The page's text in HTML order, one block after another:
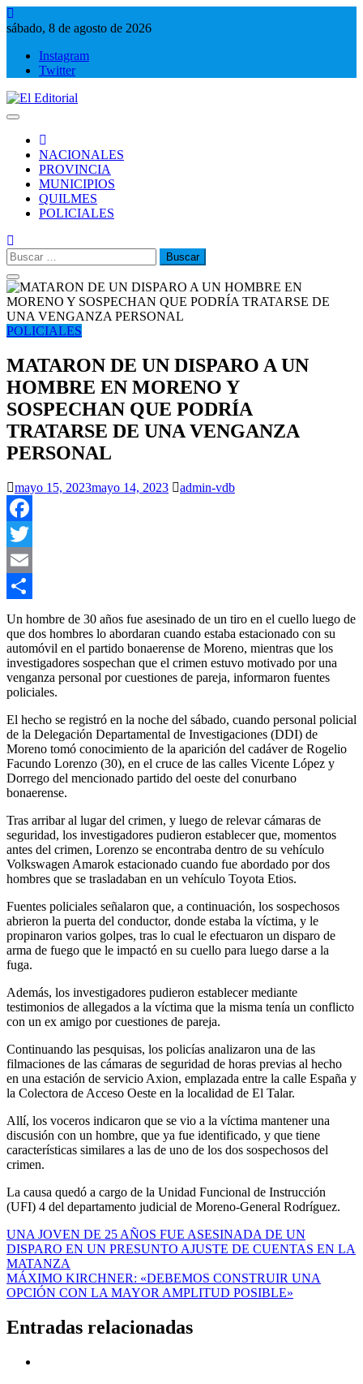
Saltar
al
sábado, 8 de agosto de 2026
Instagram
Twitter
NACIONALES
PROVINCIA
MUNICIPIOS
QUILMES
POLICIALES
Buscar:
POLICIALES
MATARON DE UN DISPARO A UN
HOMBRE EN MORENO Y
SOSPECHAN QUE PODRÍA
TRATARSE DE UNA VENGANZA
PERSONAL
mayo 15, 2023mayo 14, 2023 admin-vdb
Facebook
Twitter
Email
Compartir
Un hombre de 30 años fue asesinado de un tiro en el cuello luego de
que dos hombres lo abordaran cuando estaba estacionado con su
automóvil en el partido bonaerense de Moreno, mientras que los
investigadores sospechan que el crimen estuvo motivado por una
venganza personal por cuestiones de pareja, informaron fuentes
policiales.
El hecho se registró en la noche del sábado, cuando personal policial
de la Delegación Departamental de Investigaciones (DDI) de
Moreno tomó conocimiento de la aparición del cadáver de Rogelio
Facundo Lorenzo (30), en el cruce de las calles Vicente López y
Dorrego del mencionado partido del oeste del conurbano
bonaerense.
Tras arribar al lugar del crimen, y luego de relevar cámaras de
seguridad, los investigadores pudieron establecer que, momentos
antes del crimen, Lorenzo se encontraba dentro de su vehículo
Volkswagen Amarok estacionado cuando fue abordado por dos
hombres que se trasladaban en un vehículo Toyota Etios.
Fuentes policiales señalaron que, a continuación, los sospechosos
abrieron la puerta del conductor, donde estaba la víctima, y le
propinaron varios golpes, tras lo cual le efectuaron un disparo de
arma de fuego que le impactó en su cuello para luego darse a la
fuga.
Además, los investigadores pudieron establecer mediante
testimonios de allegados a la víctima que la misma tenía un conflicto
con un ex amigo por cuestiones de pareja.
Continuando las pesquisas, los policías analizaron una de las
filmaciones de las cámaras de seguridad de horas previas al hecho
en una estación de servicio Axion, emplazada entre la calle España y
la Colectora de Acceso Oeste en la localidad de El Talar.
Allí, los voceros indicaron que se vio a la víctima mantener una
discusión con un hombre, que ya fue identificado, y que tiene
características similares a las de uno de los dos sospechosos del
crimen.
La causa quedó a cargo de la Unidad Funcional de Instrucción
(UFI) 4 del departamento judicial de Moreno-General Rodríguez.
Navegación
de
entradas
UNA JOVEN DE 25 AÑOS FUE ASESINADA DE UN
DISPARO EN UN PRESUNTO AJUSTE DE CUENTAS EN LA
MATANZA
MÁXIMO KIRCHNER: «DEBEMOS CONSTRUIR UNA
OPCIÓN CON LA MAYOR AMPLITUD POSIBLE»
Entradas relacionadas